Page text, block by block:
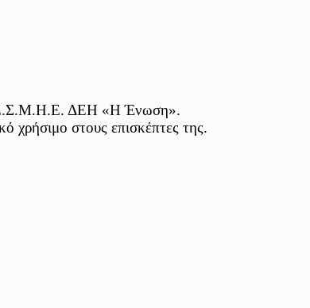
Δ.Ε.Σ.Μ.Η.Ε. ΔΕΗ «Η Ένωση».
χρήσιμο στους επισκέπτες της.